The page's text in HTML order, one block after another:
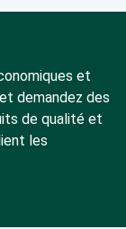
et
demandez des
de qualité et
les